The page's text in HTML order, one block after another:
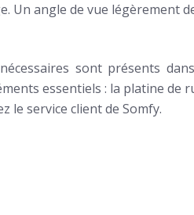
Un angle de vue légèrement
sont présents
essentiels : la platine de
le service client de Somfy.